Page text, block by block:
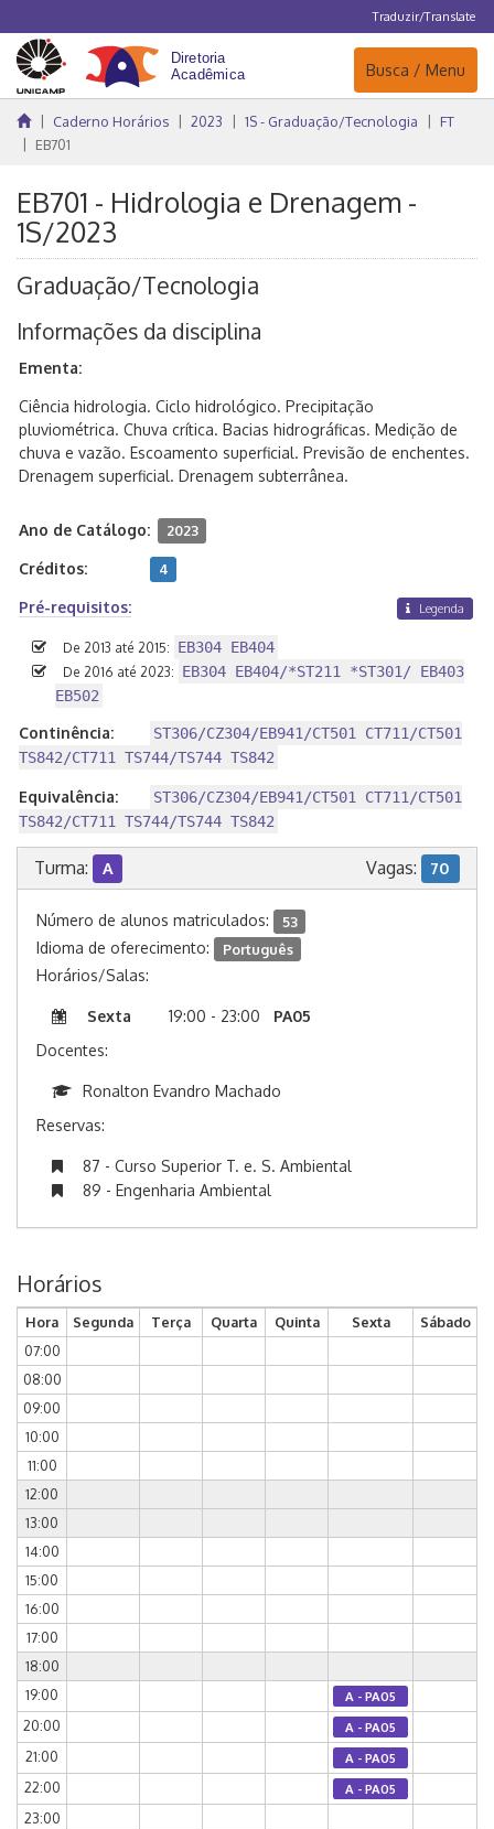
Traduzir/Translate
Navegação
Busca / Menu
Caderno Horários 2023 1S - Graduação/Tecnologia
FT
EB701
EB701 - Hidrologia e Drenagem -
1S/2023
Graduação/Tecnologia
Informações da disciplina
Ementa:
Ciência hidrologia. Ciclo hidrológico. Precipitação
pluviométrica. Chuva crítica. Bacias hidrográficas. Medição de
chuva e vazão. Escoamento superficial. Previsão de enchentes.
Drenagem superficial. Drenagem subterrânea.
Ano de Catálogo: 2023
Créditos: 4
Pré-requisitos: Legenda
De 2013 até 2015: EB304 EB404
De 2016 até 2023: EB304 EB404/*ST211 *ST301/ EB403
EB502
Continência:
ST306/CZ304/EB941/CT501 CT711/CT501
TS842/CT711 TS744/TS744 TS842
Equivalência:
ST306/CZ304/EB941/CT501 CT711/CT501
TS842/CT711 TS744/TS744 TS842
Turma: A Vagas: 70
Número de alunos matriculados: 53
Idioma de oferecimento: Português
Horários/Salas:
Sexta 19:00 - 23:00
PA05
Docentes:
Ronalton Evandro Machado
Reservas:
87 - Curso Superior T. e. S. Ambiental
89 - Engenharia Ambiental
Horários
Hora Segunda Terça Quarta Quinta Sexta
Sábado
07:00
08:00
09:00
10:00
11:00
12:00
13:00
14:00
15:00
16:00
17:00
18:00
19:00
A - PA05
20:00 A - PA05
21:00 A - PA05
22:00 A - PA05
23:00